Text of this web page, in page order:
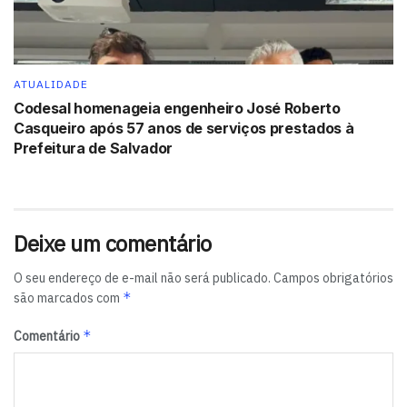
Rio São Francisco seja revitalizado”, concluiu Hélder
Barbalho.
(Pedro Peduzzi/Agência Brasil)
ATUALIDADE
Codesal homenageia engenheiro José Roberto
Casqueiro após 57 anos de serviços prestados à
Prefeitura de Salvador
Deixe um comentário
O seu endereço de e-mail não será publicado. Campos obrigatórios
são marcados com *
Comentário *